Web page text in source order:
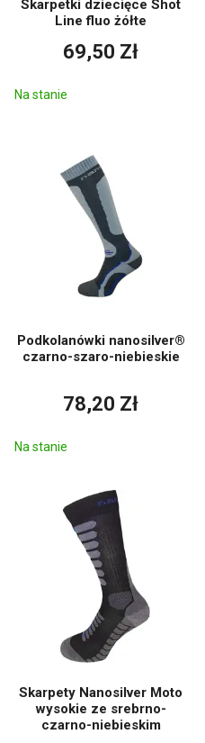
Skarpetki dziecięce Shot
Line fluo żółte
69,50 Zł
Na stanie
Podkolanówki nanosilver®
czarno-szaro-niebieskie
78,20 Zł
Na stanie
Skarpety Nanosilver Moto
wysokie ze srebrno-
czarno-niebieskim